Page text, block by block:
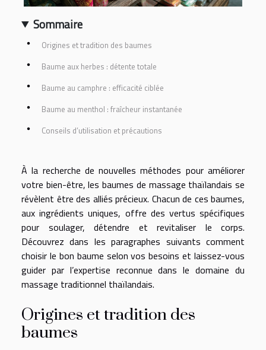
Sommaire
Origines et tradition des baumes
Baume aux herbes : détente totale
Baume au camphre : efficacité ciblée
Baume au menthol : fraîcheur instantanée
Conseils d’utilisation et précautions
À la recherche de nouvelles méthodes pour améliorer
votre bien-être, les baumes de massage thaïlandais se
révèlent être des alliés précieux. Chacun de ces baumes,
aux ingrédients uniques, offre des vertus spécifiques
pour soulager, détendre et revitaliser le corps.
Découvrez dans les paragraphes suivants comment
choisir le bon baume selon vos besoins et laissez-vous
guider par l’expertise reconnue dans le domaine du
massage traditionnel thaïlandais.
Origines et tradition des
baumes